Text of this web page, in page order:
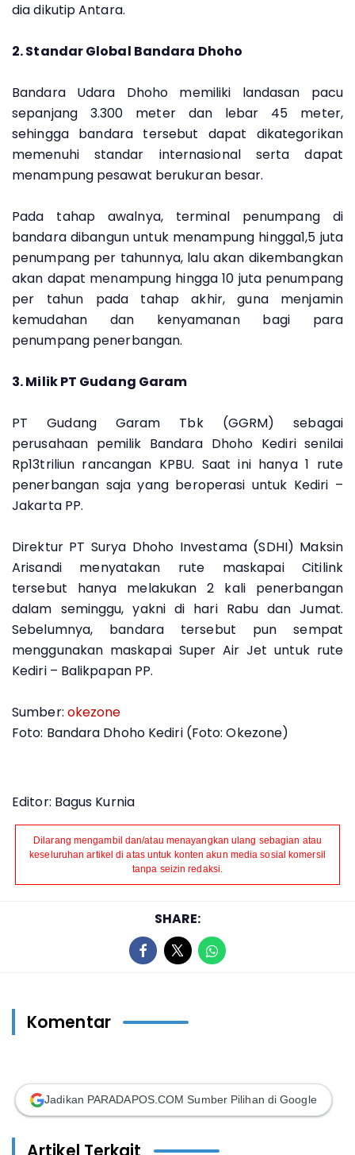
dia dikutip Antara.
2. Standar Global Bandara Dhoho
Bandara Udara Dhoho memiliki landasan pacu
sepanjang 3.300 meter dan lebar 45 meter,
sehingga bandara tersebut dapat dikategorikan
memenuhi standar internasional serta dapat
menampung pesawat berukuran besar.
Pada tahap awalnya, terminal penumpang di
bandara dibangun untuk menampung hingga1,5 juta
penumpang per tahunnya, lalu akan dikembangkan
akan dapat menampung hingga 10 juta penumpang
per tahun pada tahap akhir, guna menjamin
kemudahan dan kenyamanan bagi para
penumpang penerbangan.
3. Milik PT Gudang Garam
PT Gudang Garam Tbk (GGRM) sebagai
perusahaan pemilik Bandara Dhoho Kediri senilai
Rp13triliun rancangan KPBU. Saat ini hanya 1 rute
penerbangan saja yang beroperasi untuk Kediri –
Jakarta PP.
Direktur PT Surya Dhoho Investama (SDHI) Maksin
Arisandi menyatakan rute maskapai Citilink
tersebut hanya melakukan 2 kali penerbangan
dalam seminggu, yakni di hari Rabu dan Jumat.
Sebelumnya, bandara tersebut pun sempat
menggunakan maskapai Super Air Jet untuk rute
Kediri – Balikpapan PP.
Sumber: okezone
Foto: Bandara Dhoho Kediri (Foto: Okezone)
Editor: Bagus Kurnia
Dilarang mengambil dan/atau menayangkan ulang sebagian atau
keseluruhan artikel di atas untuk konten akun media sosial komersil
tanpa seizin redaksi.
SHARE:
Komentar
Jadikan PARADAPOS.COM Sumber Pilihan di Google